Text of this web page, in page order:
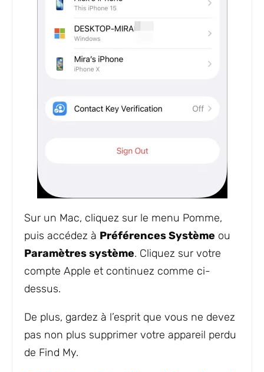
Sur un Mac, cliquez sur le menu Pomme,
puis accédez à Préférences Système ou
Paramètres système. Cliquez sur votre
compte Apple et continuez comme ci-
dessus.
De plus, gardez à l’esprit que vous ne devez
pas non plus supprimer votre appareil perdu
de Find My.